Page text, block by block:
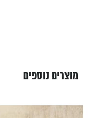
מוצרים נוספים